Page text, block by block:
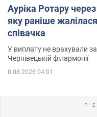
Ауріка Ротару
яку раніше
співачка
У виплату не врахували
Чернівецькій філармонії
8.08.2026 04:01